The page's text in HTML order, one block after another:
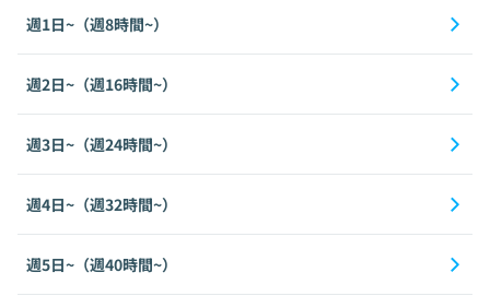
週1日~（週8時間~）
週2日~（週16時間~）
週3日~（週24時間~）
週4日~（週32時間~）
週5日~（週40時間~）